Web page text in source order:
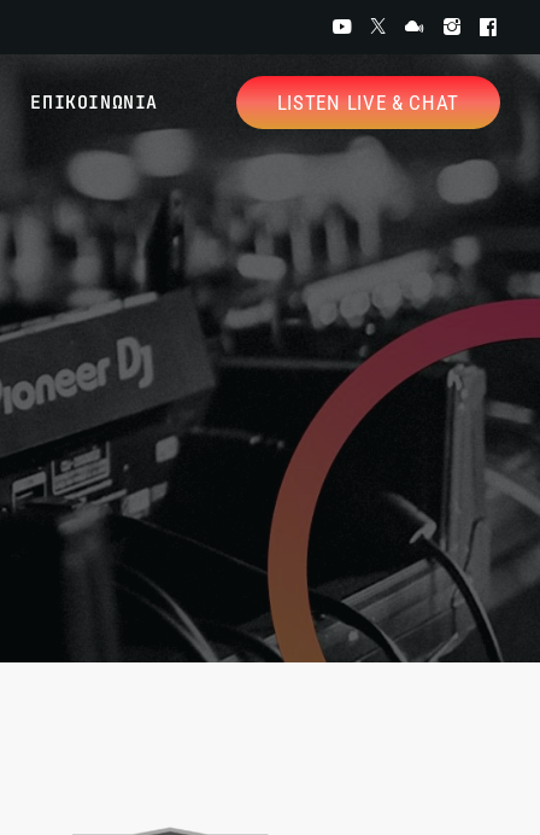
ΕΠΙΚΟΙΝΩΝΙΑ LISTEN LIVE & CHAT